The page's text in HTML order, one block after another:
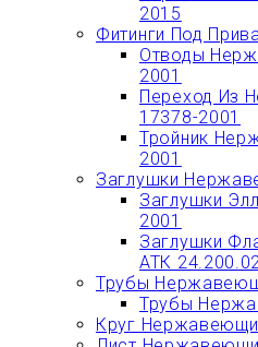
2015
Фитинги Под
Отводы
2001
Переход Из
17378-2001
Тройник
2001
Заглушки
Заглушки
2001
Заглушки
АТК
Трубы
Трубы
Круг